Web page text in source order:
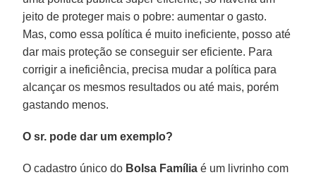
jeito de proteger mais o pobre: aumentar o gasto.
Mas, como essa política é muito ineficiente, posso até
dar mais proteção se conseguir ser eficiente. Para
corrigir a ineficiência, precisa mudar a política para
alcançar os mesmos resultados ou até mais, porém
gastando menos.
O sr. pode dar um exemplo?
O cadastro único do Bolsa Família é um livrinho com